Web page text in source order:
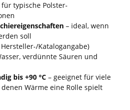
für typische Polster-
– ideal, wenn
soll
Katalogangabe)
verdünnte Säuren und
bis +90 °C – geeignet für viele
Wärme eine Rolle spielt